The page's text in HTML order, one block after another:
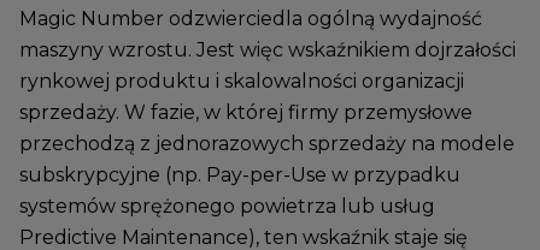
Magic Number odzwierciedla ogólną wydajność
maszyny wzrostu. Jest więc wskaźnikiem dojrzałości
rynkowej produktu i skalowalności organizacji
sprzedaży. W fazie, w której firmy przemysłowe
przechodzą z jednorazowych sprzedaży na modele
subskrypcyjne (np. Pay-per-Use w przypadku
systemów sprężonego powietrza lub usług
Predictive Maintenance), ten wskaźnik staje się